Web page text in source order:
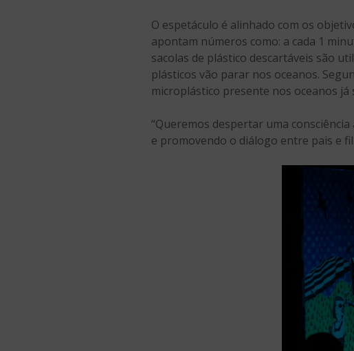
O espetáculo é alinhado com os
apontam números como: a cada 1
sacolas de plástico descartáveis são
plásticos vão parar nos oceanos.
microplástico presente nos oceanos
“Queremos despertar uma
e promovendo o diálogo entre pais e